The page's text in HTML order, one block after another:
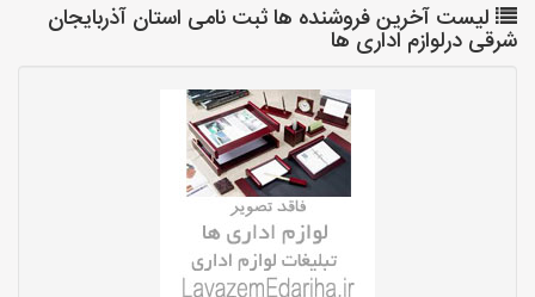
لیست آخرین فروشنده ها ثبت نامی استان آذربایجان
شرقی درلوازم اداری ها